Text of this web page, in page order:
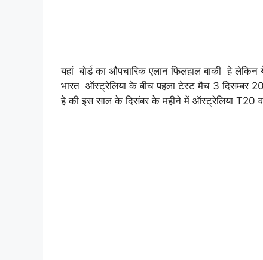
यहां बोर्ड का औपचारिक एलान फिलहाल बाकी हे
भारत ऑस्ट्रेलिया के बीच पहला टेस्ट मैच 3 दिसम्बर
हे की इस साल के दिसंबर के महीने में ऑस्ट्रेलिया T20